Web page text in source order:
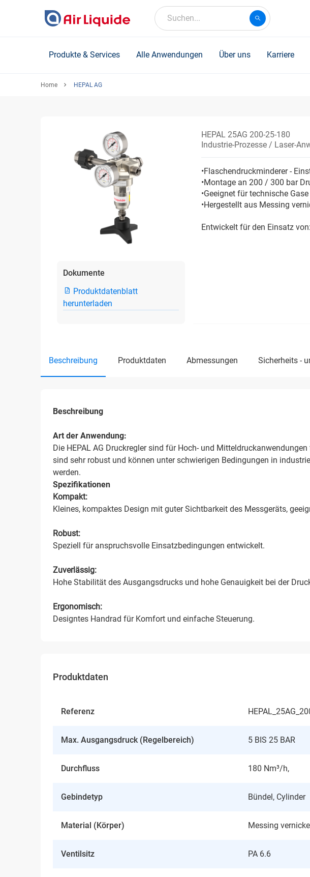
Suchen...
Produkte & Services Alle Anwendungen Über uns Karriere
Home HEPAL AG
Dokumente
Produktdatenblatt
herunterladen
HEPAL 25AG 200-25-180
Industrie-Prozesse / Laser-
•Flaschendruckminderer -
•Montage an 200 / 300 bar
•Geeignet für technische Gase
•Hergestellt aus Messing
Entwickelt für den Einsatz
beschreibung produktdaten abmessungen sicherheits -
Beschreibung
Art der Anwendung:
Die HEPAL AG Druckregler sind für Hoch- und
sind sehr robust und können unter schwierigen Bedingungen in
werden.
Spezifikationen
Kompakt:
Kleines, kompaktes Design mit guter Sichtbarkeit des Messgeräts,
Robust:
Speziell für anspruchsvolle Einsatzbedingungen entwickelt.
Zuverlässig:
Hohe Stabilität des Ausgangsdrucks und hohe Genauigkeit bei der
Ergonomisch:
Designtes Handrad für Komfort und einfache Steuerung.
Produktdaten
Referenz
Max. Ausgangsdruck (Regelbereich) 5 BIS 25 BAR
Durchfluss 180 Nm³/h,
Gebindetyp Bündel, Cylinder
Material (Körper) Messing
Ventilsitz PA 6.6